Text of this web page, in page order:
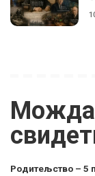
Можда
Родитељство – 5